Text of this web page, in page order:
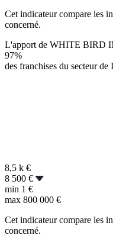
Cet indicateur compare les
concerné.
L'apport de WHITE BIRD
97%
des franchises du secteur
8,5 k €
8 500 €
min 1 €
max 800 000 €
Cet indicateur compare les
concerné.